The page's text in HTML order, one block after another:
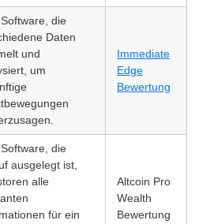
die
Daten
und
um
Immediate
Edge
Bewertung
die
ausgelegt ist,
alle
für ein
Altcoin Pro
Wealth
Bewertung